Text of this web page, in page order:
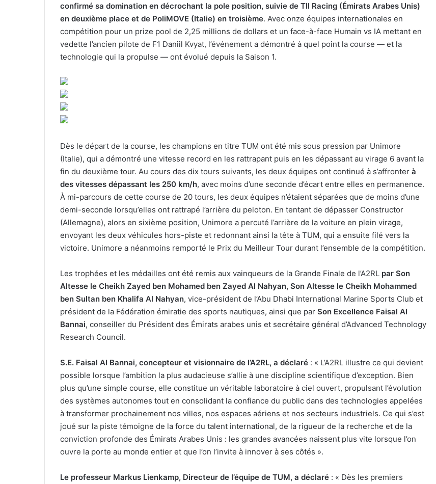
confirmé sa domination en décrochant la pole position, suivie de TII Racing (Émirats Arabes Unis)
en deuxième place et de PoliMOVE (Italie) en troisième. Avec onze équipes internationales en
compétition pour un prize pool de 2,25 millions de dollars et un face-à-face Humain vs IA mettant en
vedette l’ancien pilote de F1 Daniil Kvyat, l’événement a démontré à quel point la course — et la
technologie qui la propulse — ont évolué depuis la Saison 1.
Dès le départ de la course, les champions en titre TUM ont été mis sous pression par Unimore
(Italie), qui a démontré une vitesse record en les rattrapant puis en les dépassant au virage 6 avant la
fin du deuxième tour. Au cours des dix tours suivants, les deux équipes ont continué à s’affronter à
des vitesses dépassant les 250 km/h, avec moins d’une seconde d’écart entre elles en permanence.
À mi-parcours de cette course de 20 tours, les deux équipes n’étaient séparées que de moins d’une
demi-seconde lorsqu’elles ont rattrapé l’arrière du peloton. En tentant de dépasser Constructor
(Allemagne), alors en sixième position, Unimore a percuté l’arrière de la voiture en plein virage,
envoyant les deux véhicules hors-piste et redonnant ainsi la tête à TUM, qui a ensuite filé vers la
victoire. Unimore a néanmoins remporté le Prix du Meilleur Tour durant l’ensemble de la compétition.
Les trophées et les médailles ont été remis aux vainqueurs de la Grande Finale de l’A2RL par Son
Altesse le Cheikh Zayed ben Mohamed ben Zayed Al Nahyan, Son Altesse le Cheikh Mohammed
ben Sultan ben Khalifa Al Nahyan, vice-président de l’Abu Dhabi International Marine Sports Club et
président de la Fédération émiratie des sports nautiques, ainsi que par Son Excellence Faisal Al
Bannai, conseiller du Président des Émirats arabes unis et secrétaire général d’Advanced Technology
Research Council.
S.E. Faisal Al Bannai, concepteur et visionnaire de l’A2RL, a déclaré : « L’A2RL illustre ce qui devient
possible lorsque l’ambition la plus audacieuse s’allie à une discipline scientifique d’exception. Bien
plus qu’une simple course, elle constitue un véritable laboratoire à ciel ouvert, propulsant l’évolution
des systèmes autonomes tout en consolidant la confiance du public dans des technologies appelées
à transformer prochainement nos villes, nos espaces aériens et nos secteurs industriels. Ce qui s’est
joué sur la piste témoigne de la force du talent international, de la rigueur de la recherche et de la
conviction profonde des Émirats Arabes Unis : les grandes avancées naissent plus vite lorsque l’on
ouvre la porte au monde entier et que l’on l’invite à innover à ses côtés ».
Le professeur Markus Lienkamp, Directeur de l’équipe de TUM, a déclaré : « Dès les premiers